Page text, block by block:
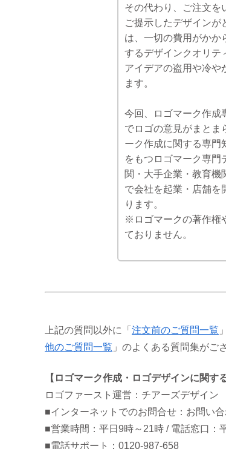
その代わり、ご注文を
ご提示したデザインが
は、一切の費用がかか
するデザインクオリテ
アイデアの盗用や冷や
ます。
今回、ロゴマーク作成
でロゴの意見がまとま
ーク作成に関する専門
をもつロゴマーク専門
関・大手企業・教育機
で会社を起業・店舗を
ります。
※ロゴマークの著作権
ておりません。
上記の質問以外に「 注文前のご質問一覧
他のご質問一覧 」のよくある質問集がご
【ロゴマーク作成・ロゴデザインに関す
ロゴファースト運営：チアーズデザイン
■インターネットでのお問合せ：お問い
■営業時間：平日9時～21時 / 電話窓口：
■電話サポート：0120-987-658